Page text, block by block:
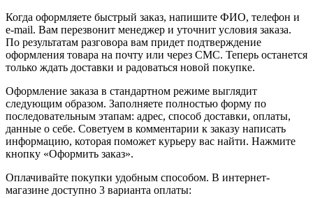
Когда оформляете быстрый заказ, напишите ФИО, телефон и
e-mail. Вам перезвонит менеджер и уточнит условия заказа.
По результатам разговора вам придет подтверждение
оформления товара на почту или через СМС. Теперь останется
только ждать доставки и радоваться новой покупке.
Оформление заказа в стандартном режиме выглядит
следующим образом. Заполняете полностью форму по
последовательным этапам: адрес, способ доставки, оплаты,
данные о себе. Советуем в комментарии к заказу написать
информацию, которая поможет курьеру вас найти. Нажмите
кнопку «Оформить заказ».
Оплачивайте покупки удобным способом. В интернет-
магазине доступно 3 варианта оплаты: